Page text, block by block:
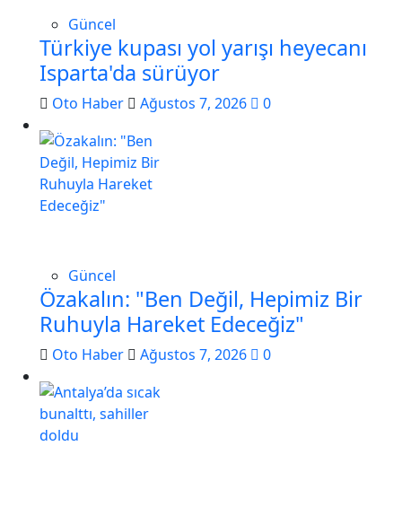
Güncel
Türkiye kupası yol yarışı heyecanı
Isparta'da sürüyor
Oto Haber Ağustos 7, 2026 0
Güncel
Özakalın: "Ben Değil, Hepimiz Bir
Ruhuyla Hareket Edeceğiz"
Oto Haber Ağustos 7, 2026 0